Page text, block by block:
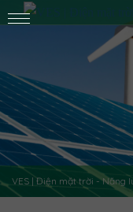
VES | Điện mặt trời - Năng